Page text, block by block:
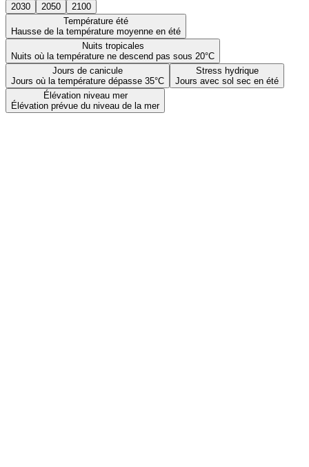
2030 2050
2100
Température été
Hausse de la température moyenne en été
Nuits tropicales
Nuits où la température ne descend pas sous 20°C
Jours de canicule
Jours où la température dépasse 35°C
Stress hydrique
Jours avec sol sec en été
Élévation niveau mer
Élévation prévue du niveau de la mer